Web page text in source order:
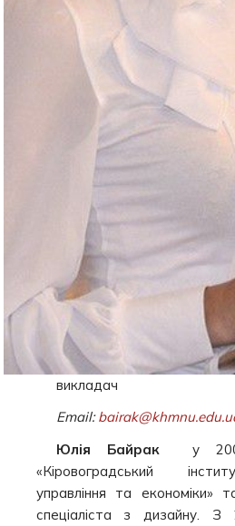
викладач
Email:
Юлія Байрак у 2008
«Кіровоградський
управління та економіки»
спеціаліста з дизайну.